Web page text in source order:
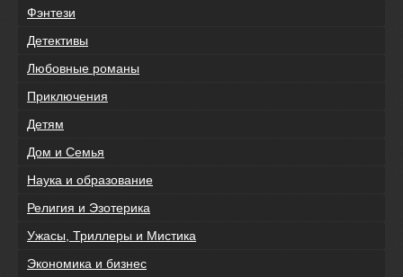
Фэнтези
Детективы
Любовные романы
Приключения
Детям
Дом и Семья
Наука и образование
Религия и Эзотерика
Ужасы, Триллеры и Мистика
Экономика и бизнес